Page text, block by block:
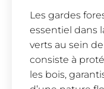
Les gardes
essentiel dans
verts au sein
consiste à
les bois,